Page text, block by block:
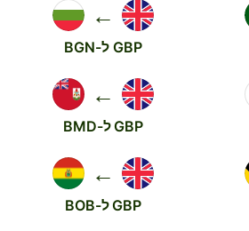
←
GBP ל-BGN
←
GBP ל-BMD
←
GBP ל-BOB